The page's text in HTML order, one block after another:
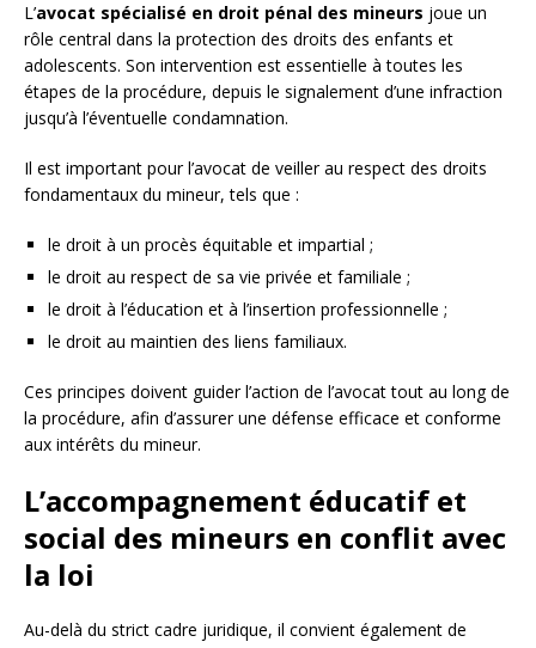
L’avocat spécialisé en droit pénal des mineurs joue un
rôle central dans la protection des droits des enfants et
adolescents. Son intervention est essentielle à toutes les
étapes de la procédure, depuis le signalement d’une infraction
jusqu’à l’éventuelle condamnation.
Il est important pour l’avocat de veiller au respect des droits
fondamentaux du mineur, tels que :
le droit à un procès équitable et impartial ;
le droit au respect de sa vie privée et familiale ;
le droit à l’éducation et à l’insertion professionnelle ;
le droit au maintien des liens familiaux.
Ces principes doivent guider l’action de l’avocat tout au long de
la procédure, afin d’assurer une défense efficace et conforme
aux intérêts du mineur.
L’accompagnement éducatif et
social des mineurs en conflit avec
la loi
Au-delà du strict cadre juridique, il convient également de